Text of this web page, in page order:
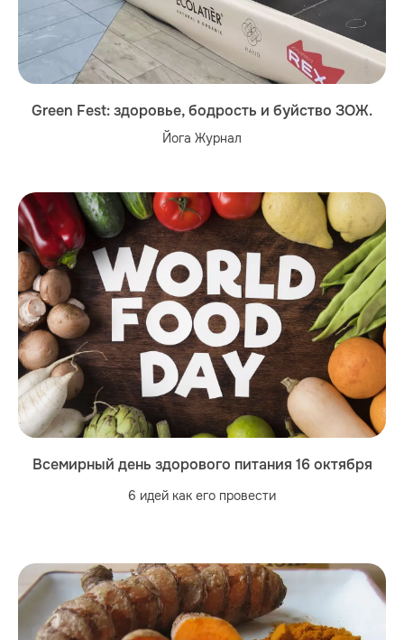
Green Fest: здоровье, бодрость и буйство ЗОЖ.
Йога Журнал
Всемирный день здорового питания 16 октября
6 идей как его провести